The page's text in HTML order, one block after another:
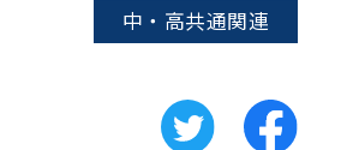
中・高共通関連